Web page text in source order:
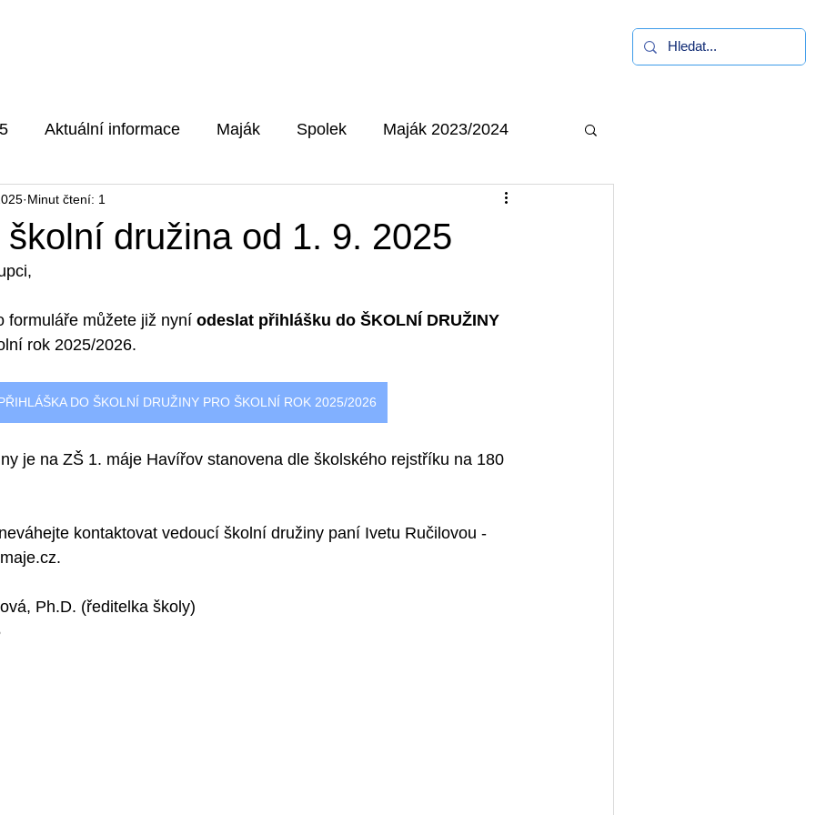
Aktuální informace Maják Spolek Maják 2023/2024
2026
družina od 1. 9. 2025
Minut čtení: 1
formuláře můžete již nyní odeslat přihlášku do ŠKOLNÍ DRUŽINY
rok 2025/2026.
DO ŠKOLNÍ DRUŽINY PRO ŠKOLNÍ ROK 2025/2026
je na ZŠ 1. máje Havířov stanovena dle školského rejstříku na 180
kontaktovat vedoucí školní družiny paní Ivetu Ručilovou -
Ph.D. (ředitelka školy)